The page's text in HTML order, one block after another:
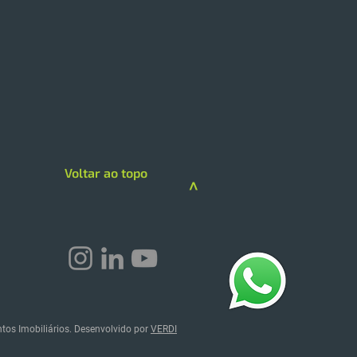
sua estratégia de
Voltar ao topo
>
Imobiliários. Desenvolvido por VERDI